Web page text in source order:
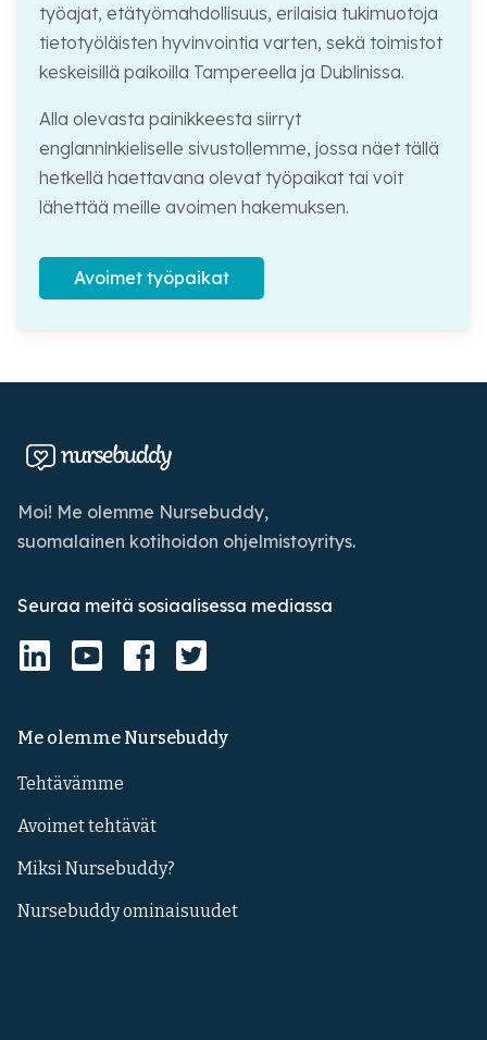
työajat, etätyömahdollisuus, erilaisia tukimuotoja
tietotyöläisten hyvinvointia varten, sekä toimistot
keskeisillä paikoilla Tampereella ja Dublinissa.
Alla olevasta painikkeesta siirryt
englanninkieliselle sivustollemme, jossa näet tällä
hetkellä haettavana olevat työpaikat tai voit
lähettää meille avoimen hakemuksen.
Avoimet työpaikat
Moi! Me olemme Nursebuddy,
suomalainen kotihoidon ohjelmistoyritys.
Seuraa meitä sosiaalisessa mediassa
Me olemme Nursebuddy
Tehtävämme
Avoimet tehtävät
Miksi Nursebuddy?
Nursebuddy ominaisuudet